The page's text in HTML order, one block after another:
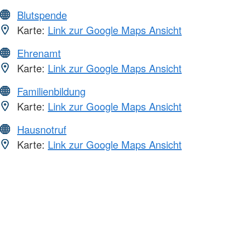
Blutspende
Karte: Link zur Google Maps Ansicht
Ehrenamt
Karte: Link zur Google Maps Ansicht
Familienbildung
Karte: Link zur Google Maps Ansicht
Hausnotruf
Karte: Link zur Google Maps Ansicht